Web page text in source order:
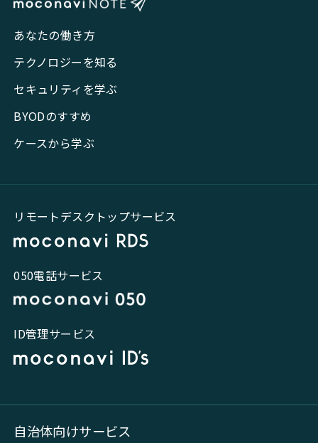
あなたの働き方
テクノロジーを知る
セキュリティを学ぶ
BYODのすすめ
ケースから学ぶ
リモートデスクトップサービス
050電話サービス
ID管理サービス
自治体向けサービス